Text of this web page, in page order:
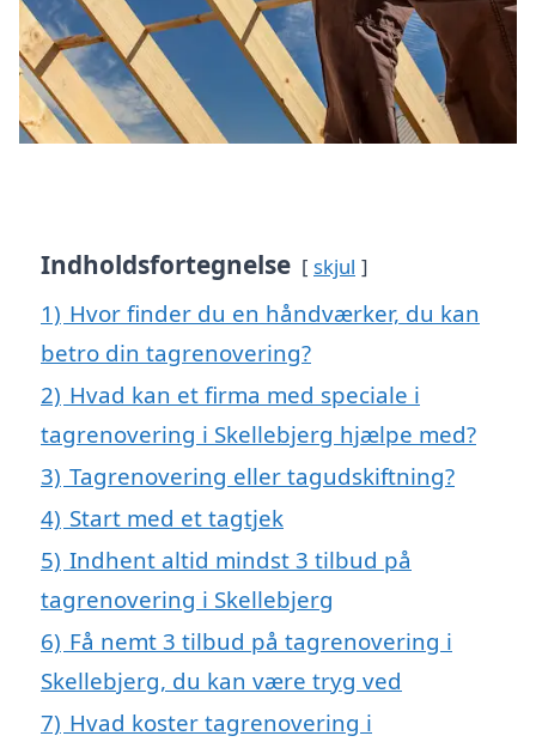
Indholdsfortegnelse skjul
1) Hvor finder du en håndværker, du kan
betro din tagrenovering?
2) Hvad kan et firma med speciale i
tagrenovering i Skellebjerg hjælpe med?
3) Tagrenovering eller tagudskiftning?
4) Start med et tagtjek
5) Indhent altid mindst 3 tilbud på
tagrenovering i Skellebjerg
6) Få nemt 3 tilbud på tagrenovering i
Skellebjerg, du kan være tryg ved
7) Hvad koster tagrenovering i